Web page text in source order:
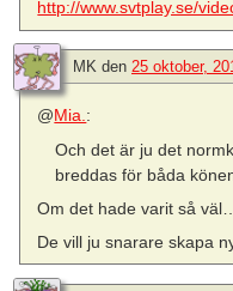
http://www.svtplay.se/
MK den 25 oktober,
@Mia.:
Och det är ju det
breddas för båda
Om det hade varit så väl…
De vill ju snarare skapa